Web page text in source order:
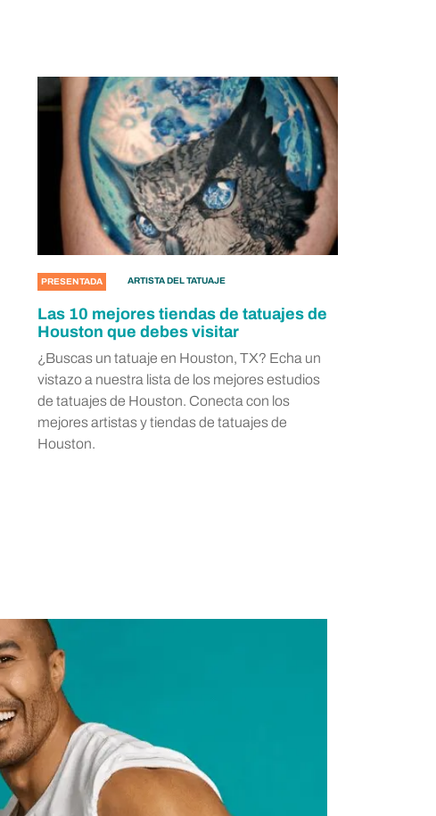
PRESENTADA ARTISTA DEL TATUAJE
Las 10 mejores tiendas de tatuajes de
Houston que debes visitar
¿Buscas un tatuaje en Houston, TX? Echa un
vistazo a nuestra lista de los mejores estudios
de tatuajes de Houston. Conecta con los
mejores artistas y tiendas de tatuajes de
Houston.